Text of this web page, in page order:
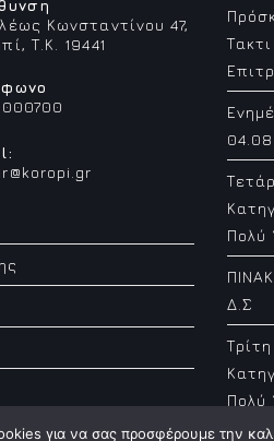
Κωνσταντίνου 47,
Τ.Κ. 19441
Πολύ
Δ.Σ
Πολύ
για να σας προσφέρουμε την